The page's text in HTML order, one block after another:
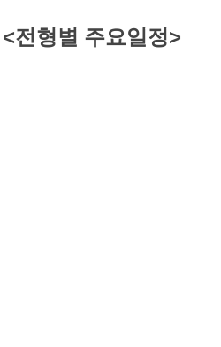
<전형별 주요일정>